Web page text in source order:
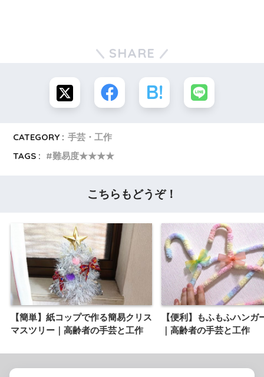
SHARE
CATEGORY : 手芸・工作
TAGS :
難易度★★★★
こちらもどうぞ！
【簡単】紙コップで作る簡易クリス
マスツリー｜高齢者の手芸と工作
【便利】もふもふハンガ
｜高齢者の手芸と工作